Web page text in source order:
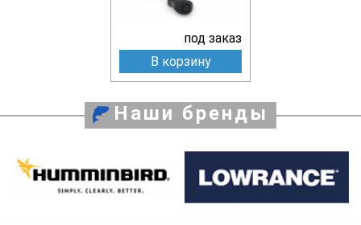
под заказ
В корзину
Наши бренды